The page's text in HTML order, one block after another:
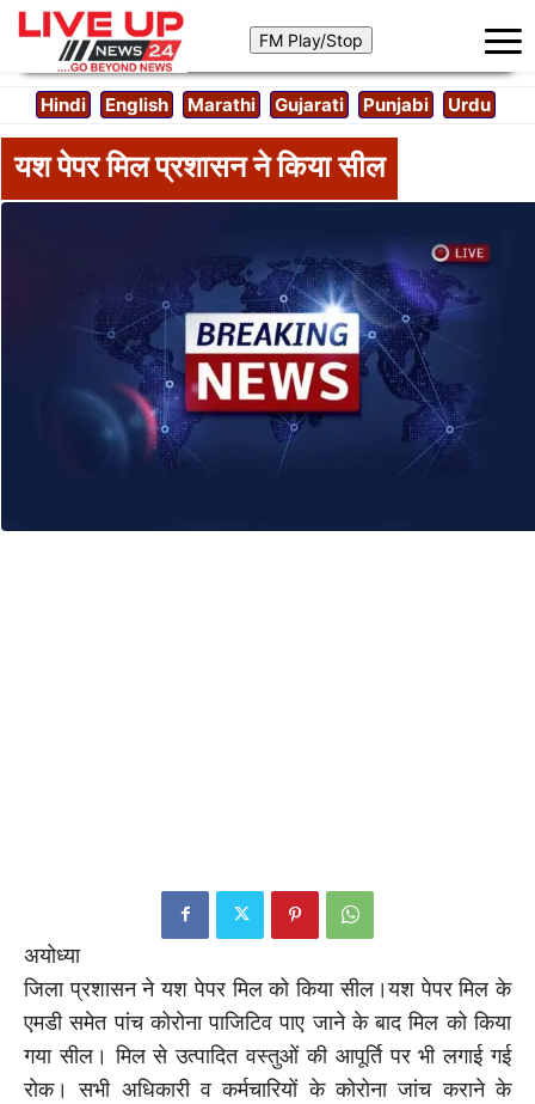
Hindi English Marathi Gujarati Punjabi Urdu
यश पेपर मिल प्रशासन ने किया सील
अयोध्या
जिला प्रशासन ने यश पेपर मिल को किया सील।यश पेपर मिल के
एमडी समेत पांच कोरोना पाजिटिव पाए जाने के बाद मिल को किया
गया सील। मिल से उत्पादित वस्तुओं की आपूर्ति पर भी लगाई गई
रोक। सभी अधिकारी व कर्मचारियों के कोरोना जांच कराने के